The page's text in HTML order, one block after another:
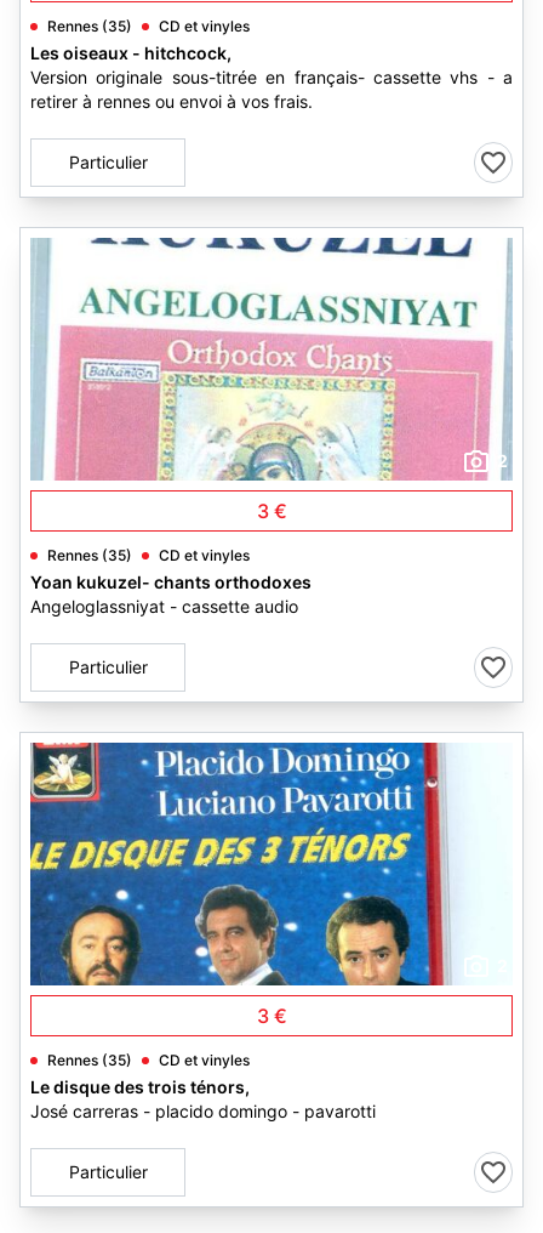
Rennes (35) CD et vinyles
Les oiseaux - hitchcock,
Version originale sous-titrée en français- cassette vhs - a
retirer à rennes ou envoi à vos frais.
Particulier
2
3 €
Rennes (35) CD et vinyles
Yoan kukuzel- chants orthodoxes
Angeloglassniyat - cassette audio
Particulier
3 €
Rennes (35) CD et vinyles
Le disque des trois ténors,
José carreras - placido domingo - pavarotti
Particulier